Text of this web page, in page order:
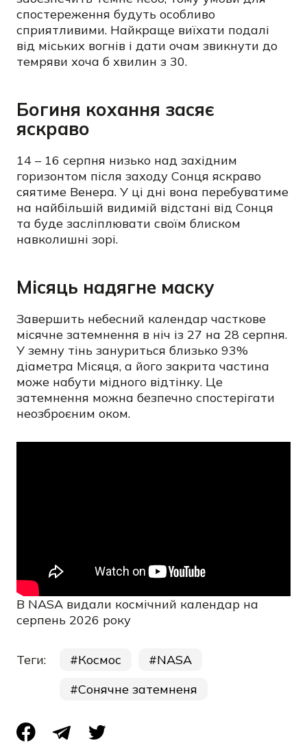
спостереження будуть особливо
сприятливими. Найкраще виїхати подалі
від міських вогнів і дати очам звикнути до
темряви хоча б хвилин з 30.
Богиня кохання засяє
яскраво
14 – 16 серпня низько над західним
горизонтом після заходу Сонця яскраво
сяятиме Венера. У ці дні вона перебуватиме
на найбільшій видимій відстані від Сонця
та буде засліплювати своїм блиском
навколишні зорі.
Місяць надягне маску
Завершить небесний календар часткове
місячне затемнення в ніч із 27 на 28 серпня.
У земну тінь зануриться близько 93%
діаметра Місяця, а його закрита частина
може набути мідного відтінку. Це
затемнення можна безпечно спостерігати
неозброєним оком.
В NASA видали космічний календар на
серпень 2026 року
Теги: Космос
NASA
Сонячне затемненя